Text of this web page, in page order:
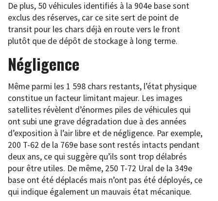
De plus, 50 véhicules identifiés à la 904e base sont
exclus des réserves, car ce site sert de point de
transit pour les chars déjà en route vers le front
plutôt que de dépôt de stockage à long terme.
Négligence
Même parmi les 1 598 chars restants, l’état physique
constitue un facteur limitant majeur. Les images
satellites révèlent d’énormes piles de véhicules qui
ont subi une grave dégradation due à des années
d’exposition à l’air libre et de négligence. Par exemple,
200 T-62 de la 769e base sont restés intacts pendant
deux ans, ce qui suggère qu’ils sont trop délabrés
pour être utiles. De même, 250 T-72 Ural de la 349e
base ont été déplacés mais n’ont pas été déployés, ce
qui indique également un mauvais état mécanique.